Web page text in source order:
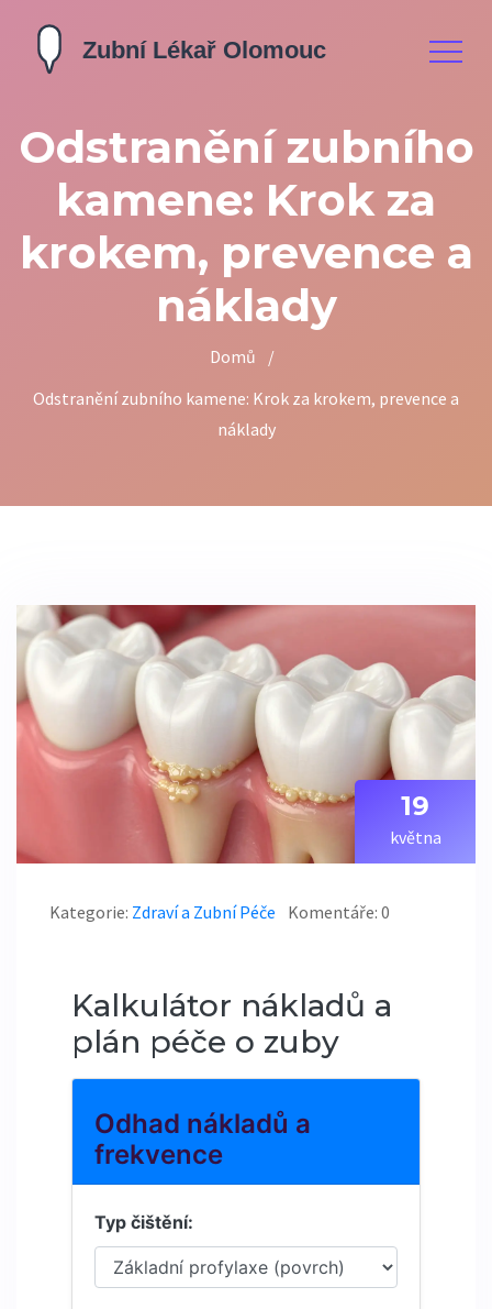
Odstranění zubního
kamene: Krok za
krokem, prevence a
náklady
Domů
/
Odstranění zubního kamene: Krok za krokem, prevence a
náklady
19
května
Kategorie: Zdraví a Zubní Péče Komentáře: 0
Kalkulátor nákladů a
plán péče o zuby
Odhad nákladů a
frekvence
Typ čištění: